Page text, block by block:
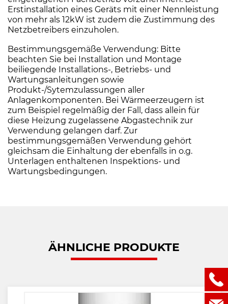
Erstinstallation eines Geräts mit einer Nennleistung
von mehr als 12kW ist zudem die Zustimmung des
Netzbetreibers einzuholen.
Bestimmungsgemäße Verwendung: Bitte
beachten Sie bei Installation und Montage
beiliegende Installations-, Betriebs- und
Wartungsanleitungen sowie
Produkt-/Sytemzulassungen aller
Anlagenkomponenten. Bei Wärmeerzeugern ist
zum Beispiel regelmäßig der Fall, dass allein für
diese Heizung zugelassene Abgastechnik zur
Verwendung gelangen darf. Zur
bestimmungsgemäßen Verwendung gehört
gleichsam die Einhaltung der ebenfalls in o.g.
Unterlagen enthaltenen Inspektions- und
Wartungsbedingungen.
ÄHNLICHE PRODUKTE